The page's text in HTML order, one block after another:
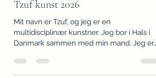
Feb 19, 2023
2 min read
Tzuf kunst 2026
Mit navn er Tzuf, og jeg er en
Danmark sammen med min mand. Jeg er
uddannet på Die Akademie für Malerei